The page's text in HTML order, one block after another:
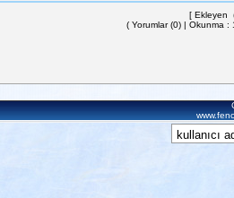
[ Ekleyen
( Yorumlar (0) | Okunma :